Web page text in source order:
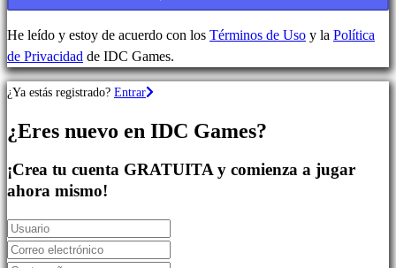
deportes
Shooters
Juegos
de
casual
Juegos
de
He leído y estoy de acuerdo con los Términos de Uso y la Política
de Privacidad de IDC Games.
¿Ya estás registrado? Entrar
¿Eres nuevo en IDC Games?
¡Crea tu cuenta GRATUITA y comienza a jugar
ahora mismo!